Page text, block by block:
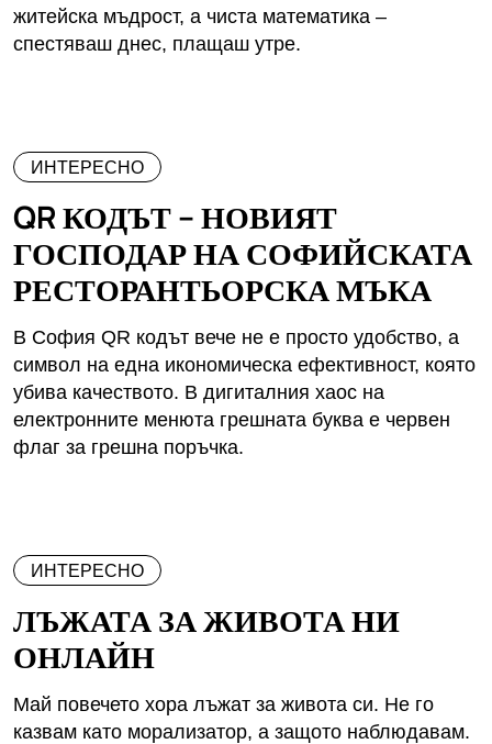
житейска мъдрост, а чиста математика –
спестяваш днес, плащаш утре.
ИНТЕРЕСНО
QR КОДЪТ – НОВИЯТ
ГОСПОДАР НА СОФИЙСКАТА
РЕСТОРАНТЬОРСКА МЪКА
В София QR кодът вече не е просто удобство, а
символ на една икономическа ефективност, която
убива качеството. В дигиталния хаос на
електронните менюта грешната буква е червен
флаг за грешна поръчка.
ИНТЕРЕСНО
ЛЪЖАТА ЗА ЖИВОТА НИ
ОНЛАЙН
Май повечето хора лъжат за живота си. Не го
казвам като морализатор, а защото наблюдавам.